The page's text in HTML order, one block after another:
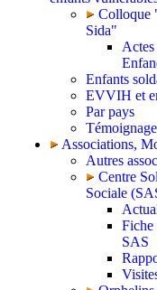
Colloque
Sida"
Enfants
EVVIH et
Par pays
Associations,
Autres
Centre
Sociale
Fiche
SAS